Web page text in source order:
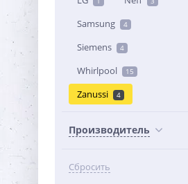
Samsung 4
Siemens 4
Whirlpool 15
Zanussi 4
Производитель
Сбросить